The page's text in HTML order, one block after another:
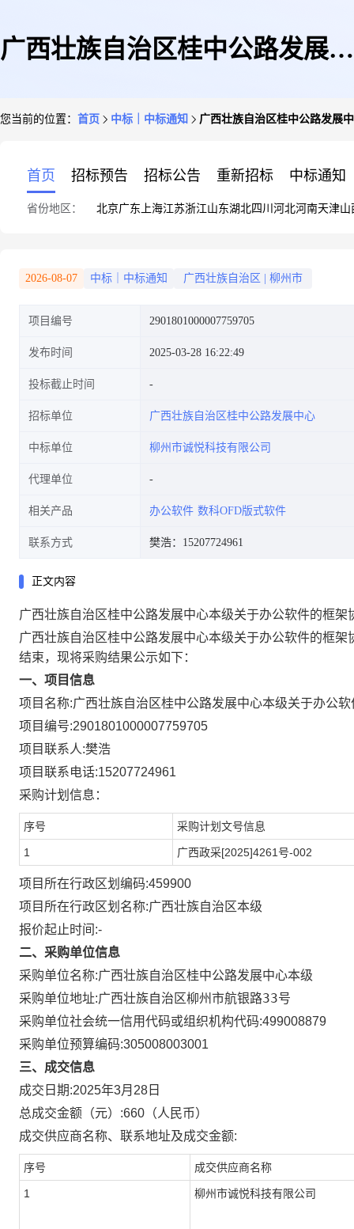
广西壮族自治区桂中公路发展中
您当前的位置： 首页 中标｜中标通知 广西壮族自治区桂中公路发展
首页 招标预告 招标公告 重新招标 中标通知
省份地区： 北京广东 上海江苏浙江山东湖北四川 河北河南天津山
2026-08-07 中标｜中标通知 广西壮族自治区 柳州市
项目编号 2901801000007759705
发布时间 2025-03-28 16:22:49
投标截止时间
招标单位 广西壮族自治区桂中公路发展中心
中标单位 柳州市诚悦科技有限公司
代理单位
相关产品 办公软件 数科OFD版式软件
联系方式 樊浩：15207724961
正文内容
广西壮族自治区桂中公路发展中心本级关于办公软件的框架
广西壮族自治区桂中公路发展中心本级关于办公软件的框架
结束，现将采购结果公示如下：
一、项目信息
项目名称:广西壮族自治区桂中公路发展中心本级关于办公
项目编号:2901801000007759705
项目联系人:樊浩
项目联系电话:15207724961
采购计划信息：
序号 采购计划文号信息
1 广西政采[2025]4261号-002
项目所在行政区划编码:459900
项目所在行政区划名称:广西壮族自治区本级
报价起止时间:-
二、采购单位信息
采购单位名称:广西壮族自治区桂中公路发展中心本级
采购单位地址:广西壮族自治区柳州市航银路33号
采购单位社会统一信用代码或组织机构代码:499008879
采购单位预算编码:305008003001
三、成交信息
成交日期:2025年3月28日
总成交金额（元）:660 （人民币）
成交供应商名称、联系地址及成交金额:
序号 成交供应商名称
1 柳州市诚悦科技有限公司